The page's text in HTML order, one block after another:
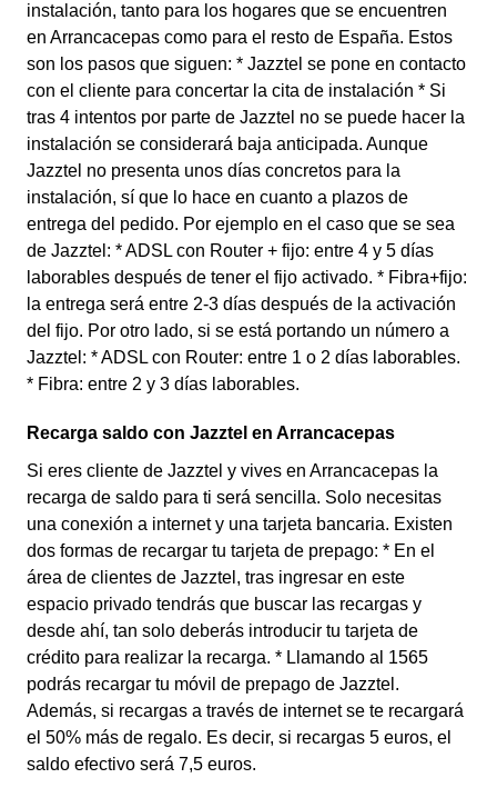
instalación, tanto para los hogares que se encuentren
en Arrancacepas como para el resto de España. Estos
son los pasos que siguen: * Jazztel se pone en contacto
con el cliente para concertar la cita de instalación * Si
tras 4 intentos por parte de Jazztel no se puede hacer la
instalación se considerará baja anticipada. Aunque
Jazztel no presenta unos días concretos para la
instalación, sí que lo hace en cuanto a plazos de
entrega del pedido. Por ejemplo en el caso que se sea
de Jazztel: * ADSL con Router + fijo: entre 4 y 5 días
laborables después de tener el fijo activado. * Fibra+fijo:
la entrega será entre 2-3 días después de la activación
del fijo. Por otro lado, si se está portando un número a
Jazztel: * ADSL con Router: entre 1 o 2 días laborables.
* Fibra: entre 2 y 3 días laborables.
Recarga saldo con Jazztel en Arrancacepas
Si eres cliente de Jazztel y vives en Arrancacepas la
recarga de saldo para ti será sencilla. Solo necesitas
una conexión a internet y una tarjeta bancaria. Existen
dos formas de recargar tu tarjeta de prepago: * En el
área de clientes de Jazztel, tras ingresar en este
espacio privado tendrás que buscar las recargas y
desde ahí, tan solo deberás introducir tu tarjeta de
crédito para realizar la recarga. * Llamando al 1565
podrás recargar tu móvil de prepago de Jazztel.
Además, si recargas a través de internet se te recargará
el 50% más de regalo. Es decir, si recargas 5 euros, el
saldo efectivo será 7,5 euros.